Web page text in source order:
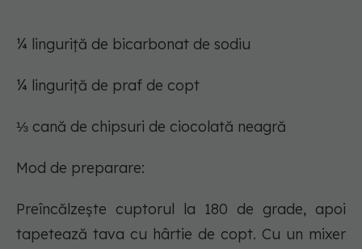
¼ linguriță de bicarbonat de sodiu
¼ linguriță de praf de copt
⅓ cană de chipsuri de ciocolată neagră
Mod de preparare:
Preîncălzește cuptorul la 180 de grade, apoi
tapetează tava cu hârtie de copt. Cu un mixer